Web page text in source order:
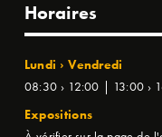
Horaires
Lundi › Vendredi
08:30 › 12:00 | 13:00 ›
Expositions